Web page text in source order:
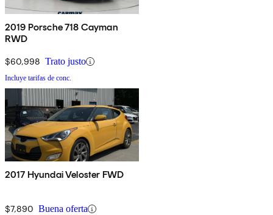
2019 Porsche 718 Cayman
RWD
$60,998 Trato justo
Incluye tarifas de conc.
2017 Hyundai Veloster FWD
$7,890 Buena oferta